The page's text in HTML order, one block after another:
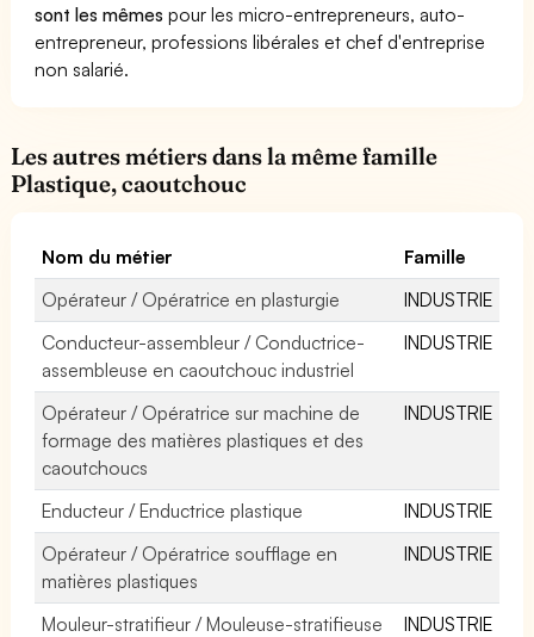
sont les mêmes pour les micro-entrepreneurs, auto-
entrepreneur, professions libérales et chef d'entreprise
non salarié.
Les autres métiers dans la même famille
Plastique, caoutchouc
Nom du métier
Famille
Opérateur / Opératrice en plasturgie
INDUSTRIE
Conducteur-assembleur / Conductrice-
assembleuse en caoutchouc industriel
INDUSTRIE
Opérateur / Opératrice sur machine de
formage des matières plastiques et des
caoutchoucs
INDUSTRIE
Enducteur / Enductrice plastique
INDUSTRIE
Opérateur / Opératrice soufflage en
matières plastiques
INDUSTRIE
Mouleur-stratifieur / Mouleuse-stratifieuse
INDUSTRIE